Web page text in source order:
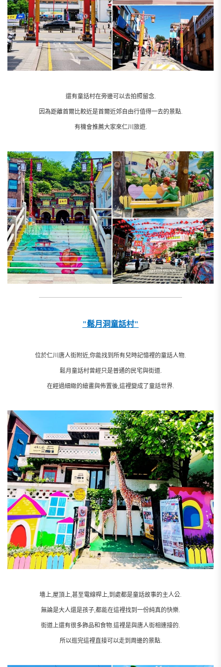
還有童話村在旁邊可以去拍照留念.
因為距離首爾比較近是首爾近郊自由行值得一去的景點.
有機會推薦大家來仁川旅遊.
"鬆月洞童話村"
位於仁川唐人街附近,你能找到所有兒時記憶裡的童話人物.
鬆月童話村曾經只是普通的民宅與街道.
在經過細緻的繪畫與佈置後,這裡變成了童話世界.
墻上,屋頂上,甚至電線桿上,到處都是童話故事的主人公.
無論是大人還是孩子,都能在這裡找到一份純真的快樂.
街道上還有很多飾品和食物.這裡是與唐人街相連接的.
所以逛完這裡直接可以走到周邊的景點.